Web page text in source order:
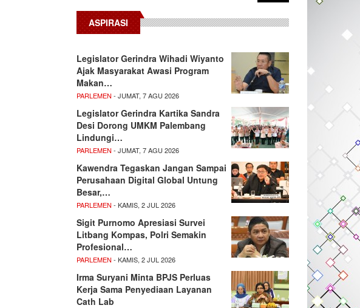
ASPIRASI
Legislator Gerindra Wihadi Wiyanto
Ajak Masyarakat Awasi Program
Makan…
PARLEMEN - JUMAT, 7 AGU 2026
Legislator Gerindra Kartika Sandra
Desi Dorong UMKM Palembang
Lindungi…
PARLEMEN - JUMAT, 7 AGU 2026
Kawendra Tegaskan Jangan Sampai
Perusahaan Digital Global Untung
Besar,…
PARLEMEN - KAMIS, 2 JUL 2026
Sigit Purnomo Apresiasi Survei
Litbang Kompas, Polri Semakin
Profesional…
PARLEMEN - KAMIS, 2 JUL 2026
Irma Suryani Minta BPJS Perluas
Kerja Sama Penyediaan Layanan
Cath Lab